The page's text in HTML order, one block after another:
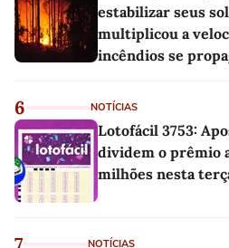
estabilizar seus
multiplicou a
incêndios se
6 NOTÍCIAS
Lotofácil 3753:
dividem o prêmio
milhões nesta
NOTÍCIAS